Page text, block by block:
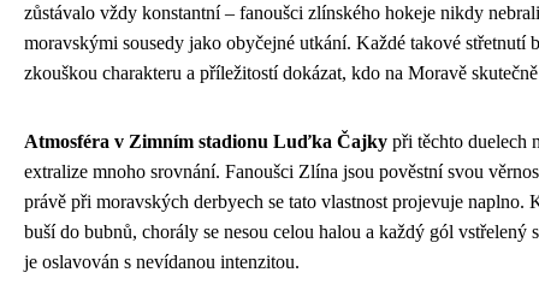
zůstávalo vždy konstantní – fanoušci zlínského hokeje nikdy
moravskými sousedy jako obyčejné utkání. Každé takové střetnutí
zkouškou charakteru a příležitostí dokázat, kdo na Moravě
Atmosféra v Zimním stadionu Luďka Čajky při těchto duelech
extralize mnoho srovnání. Fanoušci Zlína jsou pověstní svou
právě při moravských derbyech se tato vlastnost projevuje naplno.
buší do bubnů, chorály se nesou celou halou a každý gól vstřelený
je oslavován s nevídanou intenzitou.